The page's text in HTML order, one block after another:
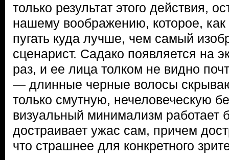
только результат этого действия,
нашему воображению, которое, как
пугать куда лучше, чем самый
сценарист. Садако появляется на
раз, и ее лица толком не видно
— длинные черные волосы
только смутную, нечеловеческую
визуальный минимализм работает
достраивает ужас сам, причем
что страшнее для конкретного